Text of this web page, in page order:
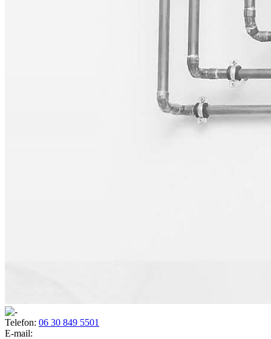
Telefon: 06 30 849 5501
E-mail: